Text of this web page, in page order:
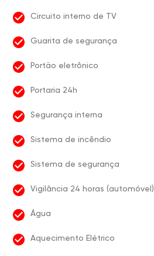
Circuito interno de TV
Guarita de segurança
Portão eletrônico
Portaria 24h
Segurança interna
Sistema de incêndio
Sistema de segurança
Vigilância 24 horas (automóvel)
Água
Aquecimento Elétrico